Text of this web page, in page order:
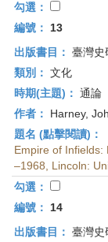
勾選：
編號：
13
出版書目： 臺灣史
類別： 文化
時期(主題)： 通論
作者：
Harney,
題名 (點擊閱讀)：
Empire of Infields:
–1968, Lincoln:
勾選：
編號：
14
出版書目： 臺灣史